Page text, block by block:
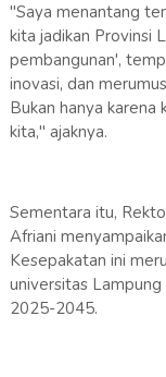
"Saya menantang
kita jadikan Provinsi
pembangunan',
inovasi, dan
Bukan hanya
kita," ajaknya.
Sementara itu,
Afriani
Kesepakatan ini
universitas
2025-2045.